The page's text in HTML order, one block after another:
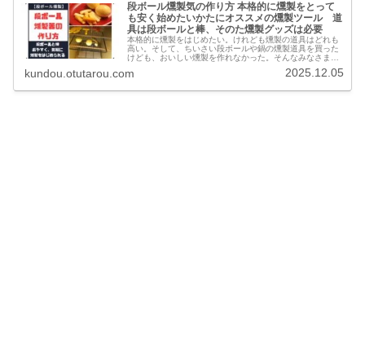
段ボール燻製気の作り方 本格的に燻製をとって
も安く始めたいかたにオススメの燻製ツール 道
具は段ボールと棒、そのた燻製グッズは必要
本格的に燻製をはじめたい。けれども燻製の道具はどれも
高い。そして、ちいさい段ボールや鍋の燻製道具を買った
けども、おいしい燻製を作れなかった。そんなみなさまに
す。みなさんが、いちばん来になる…
kundou.otutarou.com 2025.12.05